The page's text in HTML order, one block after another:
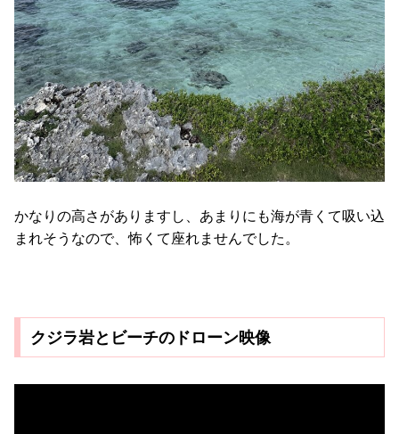
かなりの高さがありますし、あまりにも海が青くて吸い込
まれそうなので、怖くて座れませんでした。
クジラ岩とビーチのドローン映像